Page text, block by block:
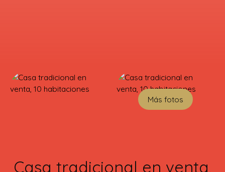
Más fotos
Casa tradicional en venta,